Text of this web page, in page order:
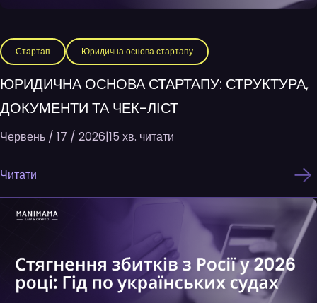
Стартап Юридична основа стартапу
ЮРИДИЧНА ОСНОВА СТАРТАПУ: СТРУКТУРА,
ДОКУМЕНТИ ТА ЧЕК-ЛІСТ
Червень / 17 / 2026|15 хв. читати
Читати